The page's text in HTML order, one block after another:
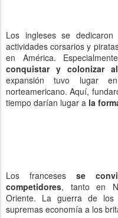
Los ingleses se
actividades corsarios y
en América.
conquistar y colonizar
expansión tuvo lugar
norteamericano. Aquí,
tiempo darían lugar a la
Los francesesse
competidores, tanto en
Oriente. La guerra de
supremas economía a los